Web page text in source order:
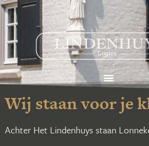
Wij staan voor je
Achter Het Lindenhuys staan